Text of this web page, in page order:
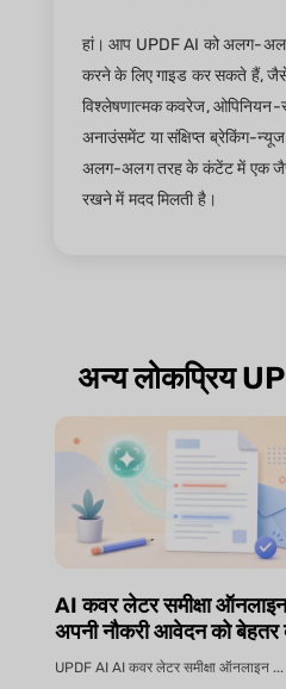
हां। आप UPDF AI को अलग-
करने के लिए गाइड कर सकते हैं, जैसे
विश्लेषणात्मक कवरेज, ओपिनियन-
अनाउंसमेंट या संक्षिप्त ब्रेकिंग-
अलग-अलग तरह के कंटेंट में एक जैसी
रखने में मदद मिलती है।
अन्य लोकप्रिय
AI कवर लेटर समीक्षा
अपनी नौकरी आवेदन को बेहतर
| UPDF AI
UPDF AI AI कवर लेटर समीक्षा ऑनलाइन ...